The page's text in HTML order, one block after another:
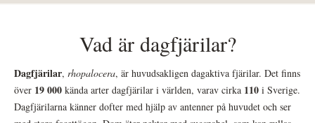
Vad är dagfjärilar?
Dagfjärilar, rhopalocera, är huvudsakligen dagaktiva fjärilar. Det finns
över 19 000 kända arter dagfjärilar i världen, varav cirka 110 i Sverige.
Dagfjärilarna känner dofter med hjälp av antenner på huvudet och ser